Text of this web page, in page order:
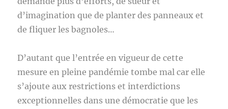
d’imagination que de planter des panneaux et
de fliquer les bagnoles…
D’autant que l’entrée en vigueur de cette
mesure en pleine pandémie tombe mal car elle
s’ajoute aux restrictions et interdictions
exceptionnelles dans une démocratie que les